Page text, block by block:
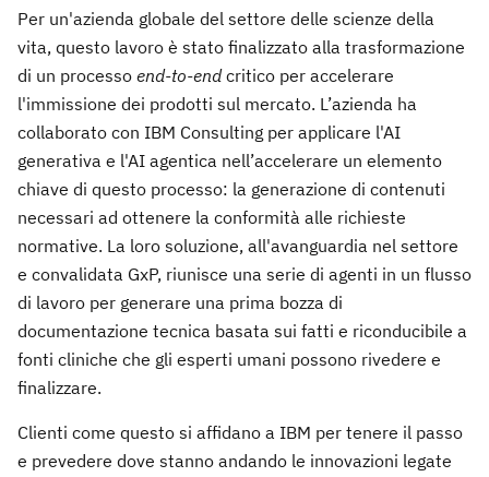
Per un'azienda globale del settore delle scienze della
vita, questo lavoro è stato finalizzato alla trasformazione
di un processo end-to-endcritico per accelerare
l'immissione dei prodotti sul mercato. L’azienda ha
collaborato con IBM Consulting per applicare l'AI
generativa e l'AI agentica nell’accelerare un elemento
chiave di questo processo: la generazione di contenuti
necessari ad ottenere la conformità alle richieste
normative. La loro soluzione, all'avanguardia nel settore
e convalidata GxP, riunisce una serie di agenti in un flusso
di lavoro per generare una prima bozza di
documentazione tecnica basata sui fatti e riconducibile a
fonti cliniche che gli esperti umani possono rivedere e
finalizzare.
Clienti come questo si affidano a IBM per tenere il passo
e prevedere dove stanno andando le innovazioni legate